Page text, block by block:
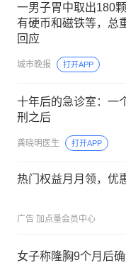
一男子胃中取出180
有硬币和磁铁等，总
回应
城市晚报 打开APP
十年后的急诊室：一
刑之后
龚晓明医生 打开APP
热门权益月月领，优
广告 加点量会员中心
女子称隆胸9个月后